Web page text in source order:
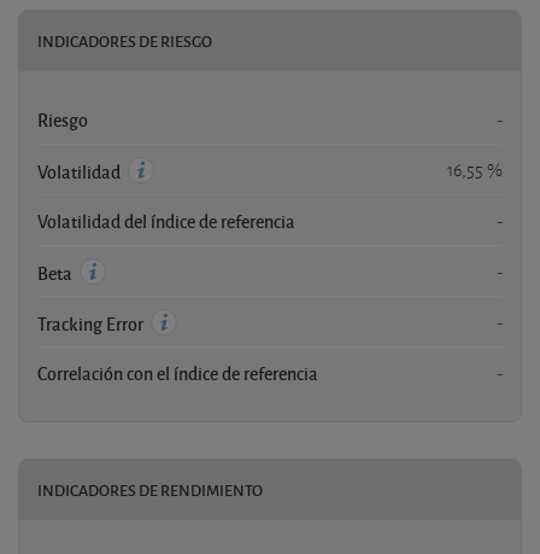
INDICADORES DE RIESGO
Riesgo -
Volatilidad 16,55 %
Volatilidad del índice de referencia -
Beta -
Tracking Error -
Correlación con el índice de referencia -
INDICADORES DE RENDIMIENTO